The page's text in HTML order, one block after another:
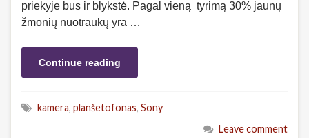
priekyje bus ir blykstė. Pagal vieną tyrimą 30% jaunų
žmonių nuotraukų yra …
Continue reading
kamera, planšetofonas, Sony
Leave comment